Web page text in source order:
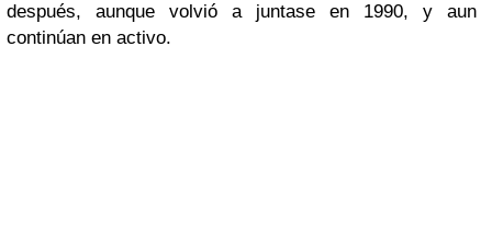
después, aunque volvió a juntase en 1990, y aun
continúan en activo.